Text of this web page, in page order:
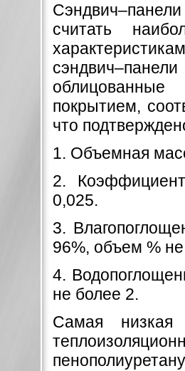
Сэндвич–панели
считать
сэндвич–панели
покрытием,
что
1. Объемная
2.
0,025.
3.
96%, объем %
4.
не более 2.
Самая низкая